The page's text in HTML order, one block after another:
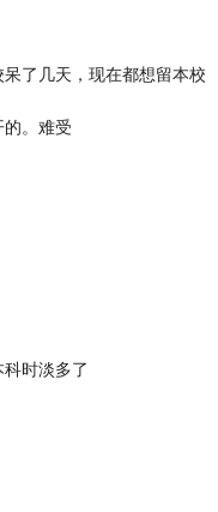
了几天，现在都想留本校
。难受
时淡多了